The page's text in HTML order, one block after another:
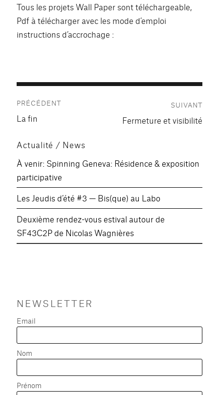
Tous les projets Wall Paper sont téléchargeable,
Pdf à télécharger avec les mode d’emploi
instructions d’accrochage :
de
PRÉCÉDENT
Publication
La fin
SUIVANT
Publication
Fermeture et visibilité
Actualité / News
À venir: Spinning Geneva: Résidence & exposition
participative
Les Jeudis d’été #3 — Bis(que) au Labo
Deuxième rendez-vous estival autour de
SF43C2P de Nicolas Wagnières
NEWSLETTER
Email
Nom
Prénom